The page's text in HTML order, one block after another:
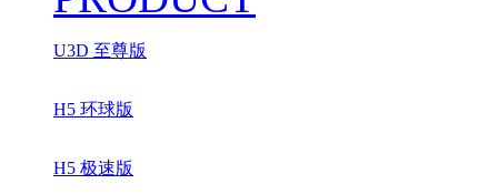
U3D 至尊版
H5 环球版
H5 极速版